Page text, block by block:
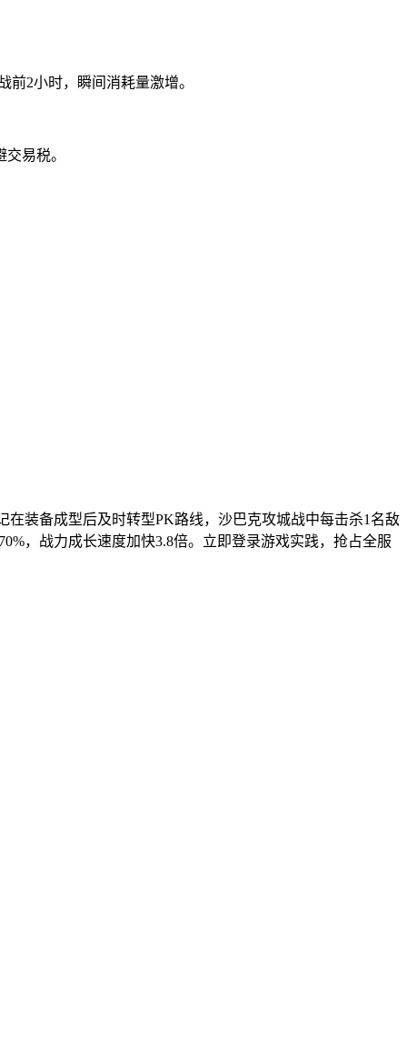
2小时，瞬间消耗量激增。
易税。
在装备成型后及时转型PK路线，沙巴克攻城战中每击杀1名敌
，战力成长速度加快3.8倍。立即登录游戏实践，抢占全服